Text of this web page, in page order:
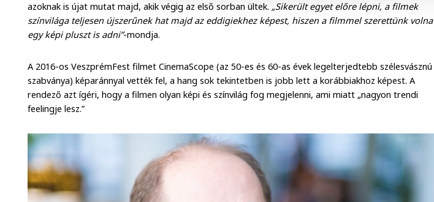
azoknak is újat mutat majd, akik végig az első sorban ültek. „Sikerült egyet előre lépni, a filmek
színvilága teljesen újszerűnek hat majd az eddigiekhez képest, hiszen a filmmel szerettünk volna
egy képi pluszt is adni”-mondja.
A 2016-os VeszprémFest filmet CinemaScope (az 50-es és 60-as évek legelterjedtebb szélesvásznú
szabványa) képaránnyal vették fel, a hang sok tekintetben is jobb lett a korábbiakhoz képest. A
rendező azt ígéri, hogy a filmen olyan képi és színvilág fog megjelenni, ami miatt „nagyon trendi
feelingje lesz.”